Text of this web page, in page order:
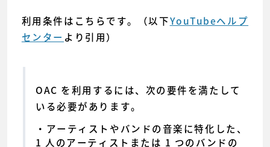
利用条件はこちらです。（以下YouTubeヘルプ
センター より引用）
OAC を利用するには、次の要件を満たして
いる必要があります。
アーティストやバンドの音楽に特化した、
1 人のアーティストまたは 1 つのバンドの